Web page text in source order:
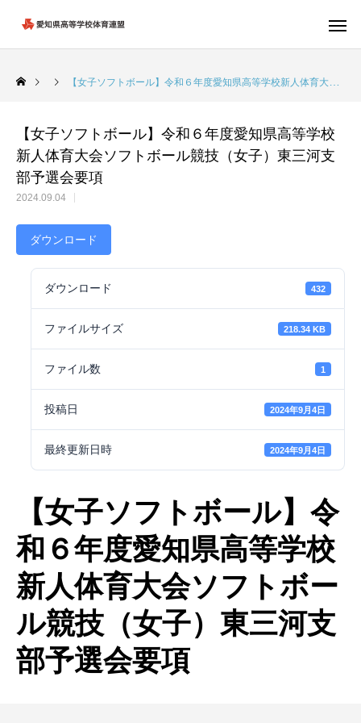
【女子ソフトボール】令和６年度愛知県高等学校新人体育大会ソフトボール競技（女子）東三河支部予選会要項
【女子ソフトボール】令和６年度愛知県高等学校
新人体育大会ソフトボール競技（女子）東三河支
部予選会要項
2024.09.04
ダウンロード
ダウンロード 432
ファイルサイズ 218.34 KB
ファイル数 1
投稿日 2024年9月4日
最終更新日時 2024年9月4日
【女子ソフトボール】令
和６年度愛知県高等学校
新人体育大会ソフトボー
ル競技（女子）東三河支
部予選会要項